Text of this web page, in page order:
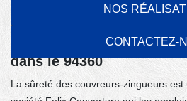
NOS
CONTACTEZ-
Une bonne protection des
zingueurs : un impératif
zinguerie dans la ville de
dans le 94360
La sûreté des couvreurs-zingueurs